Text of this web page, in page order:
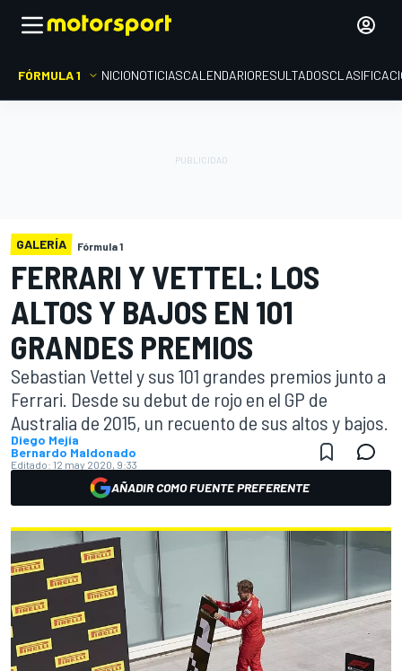
FÓRMULA 1 INICIONOTICIASCALENDARIORESULTADOS
GALERÍA Fórmula 1
FERRARI Y VETTEL: LOS
ALTOS Y BAJOS EN 101
GRANDES PREMIOS
Sebastian Vettel y sus 101 grandes premios junto a
Ferrari. Desde su debut de rojo en el GP de
Australia de 2015, un recuento de sus altos y bajos.
Diego Mejía
Bernardo Maldonado
Editado: 12 may 2020, 9:33
AÑADIR COMO FUENTE PREFERENTE